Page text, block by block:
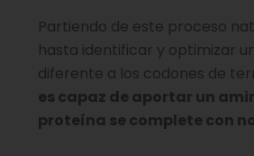
Partiendo de este proceso
hasta identificar y optimizar
diferente a los codones de
es capaz de aportar un
proteína se complete con